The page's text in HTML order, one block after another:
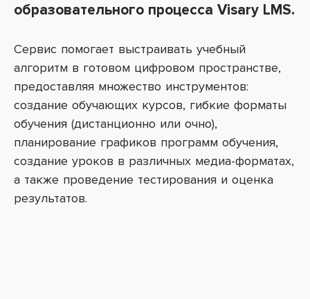
образовательного процесса Visary LMS.
Сервис помогает выстраивать учебный
алгоритм в готовом цифровом пространстве,
предоставляя множество инструментов:
создание обучающих курсов, гибкие форматы
обучения (дистанционно или очно),
планирование графиков программ обучения,
создание уроков в различных медиа-форматах,
а также проведение тестирования и оценка
результатов.